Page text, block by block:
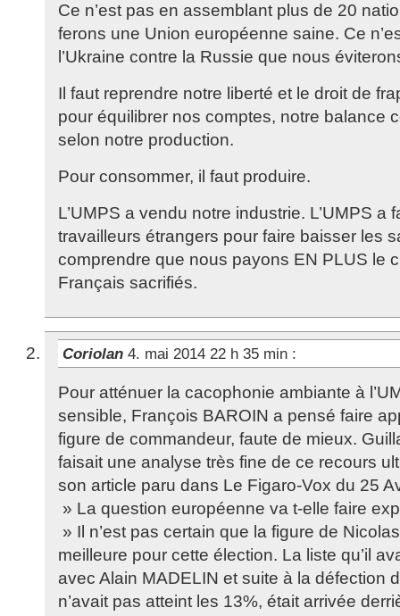
Ce n’est pas en assemblant plus de 20
ferons une Union européenne saine. Ce
l’Ukraine contre la Russie que nous
Il faut reprendre notre liberté et le droit de
pour équilibrer nos comptes, notre balance
selon notre production.
Pour consommer, il faut produire.
L’UMPS a vendu notre industrie. L’UMPS a
travailleurs étrangers pour faire baisser les
comprendre que nous payons EN PLUS le
Français sacrifiés.
Coriolan 4. mai 2014 22 h 35 min :
Pour atténuer la cacophonie ambiante à
sensible, François BAROIN a pensé faire
figure de commandeur, faute de mieux.
faisait une analyse très fine de ce recours
son article paru dans Le Figaro-Vox du 25
» La question européenne va t-elle faire
» Il n’est pas certain que la figure de
meilleure pour cette élection. La liste qu’il
avec Alain MADELIN et suite à la défection
n’avait pas atteint les 13%, était arrivée